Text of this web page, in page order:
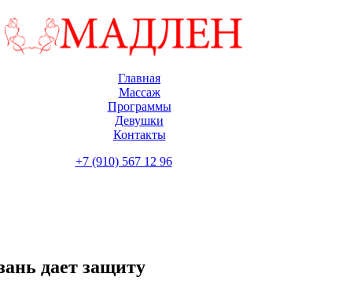
Главная
Массаж
Программы
Девушки
Контакты
+7 (910) 567 12 96
дает защиту